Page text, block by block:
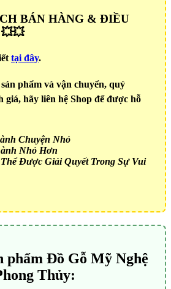
BÁN HÀNG & ĐIỀU
tại đây.
phẩm và vận chuyển, quý
giá, hãy liên hệ Shop để được hỗ
Chuyện Nhỏ
Nhỏ Hơn
Được Giải Quyết Trong Sự Vui
phẩm Đồ Gỗ Mỹ Nghệ
Thủy: